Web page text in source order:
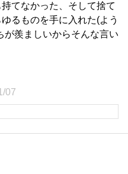
てなかった、そして捨て
るものを手に入れた(よう
が羨ましいからそんな言い
07